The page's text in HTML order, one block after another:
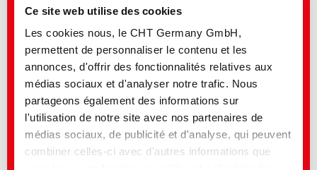
Ce site web utilise des cookies
Les cookies nous, le CHT Germany GmbH,
permettent de personnaliser le contenu et les
annonces, d'offrir des fonctionnalités relatives aux
médias sociaux et d'analyser notre trafic. Nous
partageons également des informations sur
l'utilisation de notre site avec nos partenaires de
médias sociaux, de publicité et d'analyse, qui peuvent
combiner celles-ci avec d'autres informations que
Détails et téléchargements des listes
Veuillez contacter le secteur indiqué ou adressez-vous directement à
lareprésentation locale du CHT
Nous sommes à votre entière disposition pour:
• Échantillons
• Conseils d’expert pour vos applications
• Tout renseignement sur la disponibilité de nos produits quel que soit